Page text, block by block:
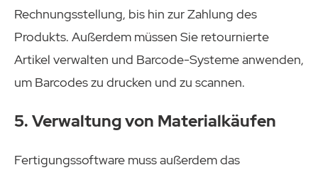
Rechnungsstellung, bis hin zur Zahlung des
Produkts. Außerdem müssen Sie retournierte
Artikel verwalten und Barcode-Systeme anwenden,
um Barcodes zu drucken und zu scannen.
5. Verwaltung von Materialkäufen
Fertigungssoftware muss außerdem das